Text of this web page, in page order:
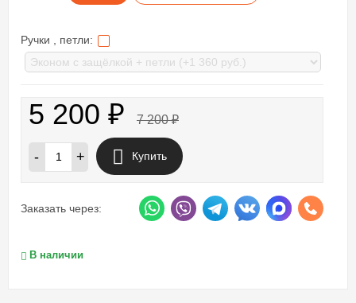
Ручки , петли:
5 200 ₽ 7 200₽
- + Купить
Заказать через:
В наличии